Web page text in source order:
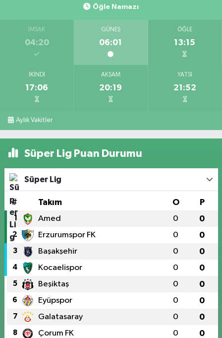
Öğle Namazı
İMSAK
04:20
GÜNEŞ
06:01
ÖĞLE
13:15
İKINDI
17:06
AKŞAM
20:19
YATSI
21:52
Aylık Vakitler
Süper Lig Puan Durumu
Süper Lig
# Takım O P
1 Amed 0 0
2 Erzurumspor FK 0 0
3 Başakşehir 0 0
4 Kocaelispor 0 0
5 Beşiktaş 0 0
6 Eyüpspor 0 0
7 Galatasaray 0 0
8 Çorum FK 0 0